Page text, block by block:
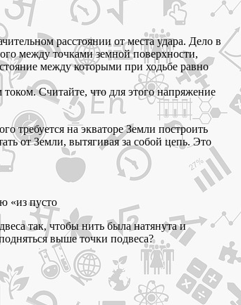
расстоянии от места удара. Дело в
между точками земной поверхности,
между которыми при ходьбе равно
Считайте, что для этого напряжение
требуется на экваторе Земли построить
от Земли, вытягивая за собой цепь. Это
«из пусто
так, чтобы нить была натянута и
выше точки подвеса?